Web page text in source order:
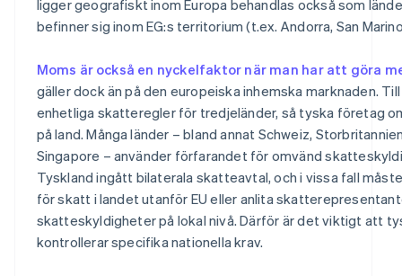
ligger geografiskt inom Europa behandlas också som
befinner sig inom EG:s territorium (t.ex. Andorra, San
Moms är också en nyckelfaktor när man har att göra
gäller dock än på den europeiska inhemska marknaden.
enhetliga skatteregler för tredjeländer, så tyska företag
på land. Många länder – bland annat Schweiz,
Singapore – använder förfarandet för omvänd
Tyskland ingått bilaterala skatteavtal, och i vissa fall
för skatt i landet utanför EU eller anlita
skatteskyldigheter på lokal nivå. Därför är det viktigt att
kontrollerar specifika nationella krav.